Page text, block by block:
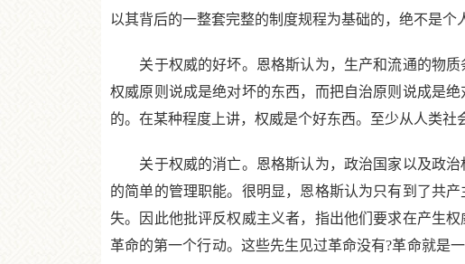
以其背后的一整套完整的制度规程为基础的，绝不是个
关于权威的好坏。恩格斯认为，生产和流通的物质
权威原则说成是绝对坏的东西，而把自治原则说成是
的。在某种程度上讲，权威是个好东西。至少从人类
关于权威的消亡。恩格斯认为，政治国家以及政治
的简单的管理职能。很明显，恩格斯认为只有到了共
失。因此他批评反权威主义者，指出他们要求在产生
革命的第一个行动。这些先生见过革命没有?革命就是